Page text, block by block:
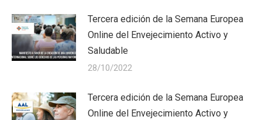
Tercera edición de la Semana Europea
Online del Envejecimiento Activo y
Saludable
28/10/2022
Tercera edición de la Semana Europea
Online del Envejecimiento Activo y